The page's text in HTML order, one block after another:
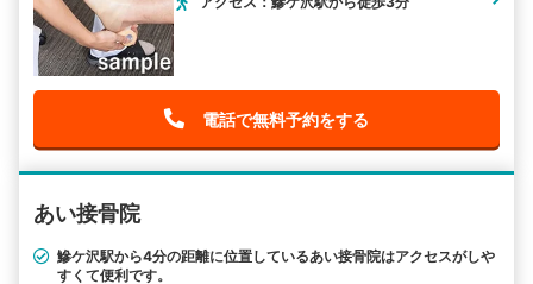
電話で無料予約をする
あい接骨院
鰺ケ沢駅から4分の距離に位置しているあい接骨院はアクセスがしや
すくて便利です。